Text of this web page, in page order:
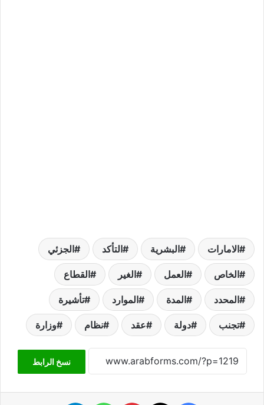
الامارات البشرية التأكد الجزئي
الخاص العمل الغير القطاع
المحدد المدة الموارد تأشيرة
تجنب دولة عقد نظام وزارة
نسخ الرابط